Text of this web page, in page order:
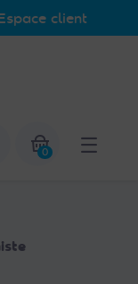
client
Afficher la
0